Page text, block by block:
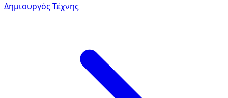
Δημιουργός Τέχνης